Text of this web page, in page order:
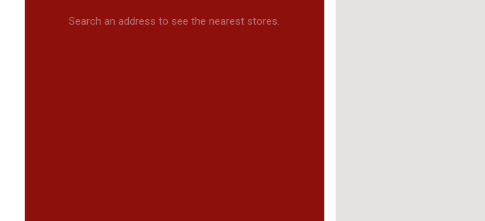
Search an address to see the nearest stores.